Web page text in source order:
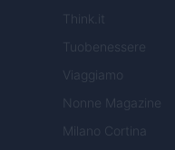
Think.it
Tuobenessere
Viaggiamo
Nonne Magazine
Milano Cortina